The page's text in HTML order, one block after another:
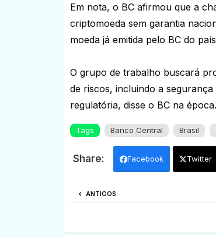
Em nota, o BC afirmou que a
criptomoeda sem garantia
moeda já emitida pelo BC do
O grupo de trabalho buscará
de riscos, incluindo a
regulatória, disse o BC na época.
Tags Banco Central Brasil
Facebook Twitter
ANTIGOS